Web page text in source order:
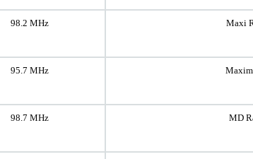
98.2 MHz Maxi
95.7 MHz
98.7 MHz MD